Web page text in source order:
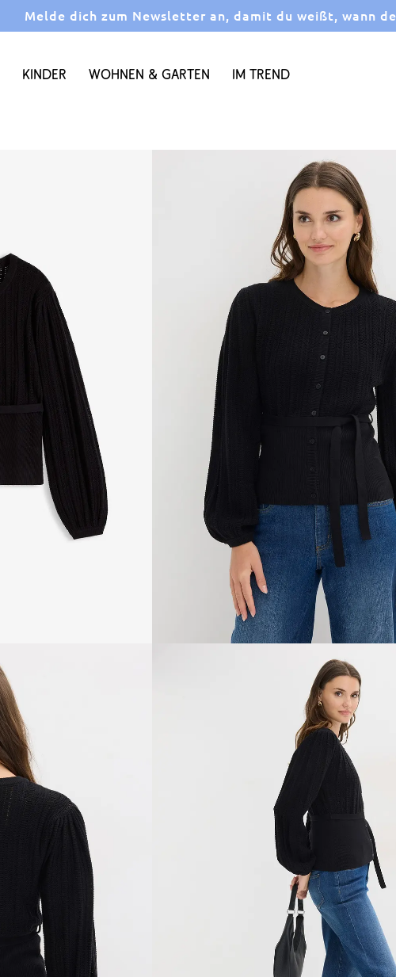
Melde dich zum Newsletter an, damit du weißt, wann
Kinder Wohnen & Garten Im Trend